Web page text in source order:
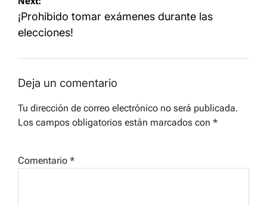
¡Prohibido tomar exámenes durante las
elecciones!
Deja un comentario
Tu dirección de correo electrónico no será publicada.
Los campos obligatorios están marcados con *
Comentario *